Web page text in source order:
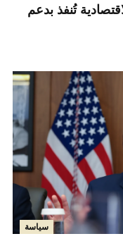
تُنفذ بدعم
سياسة